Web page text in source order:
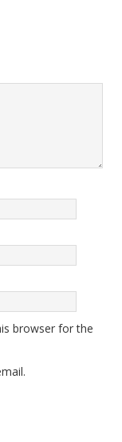
browser for the